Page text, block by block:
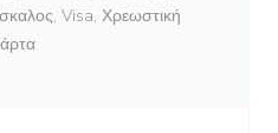
Visa, Χρεωστική